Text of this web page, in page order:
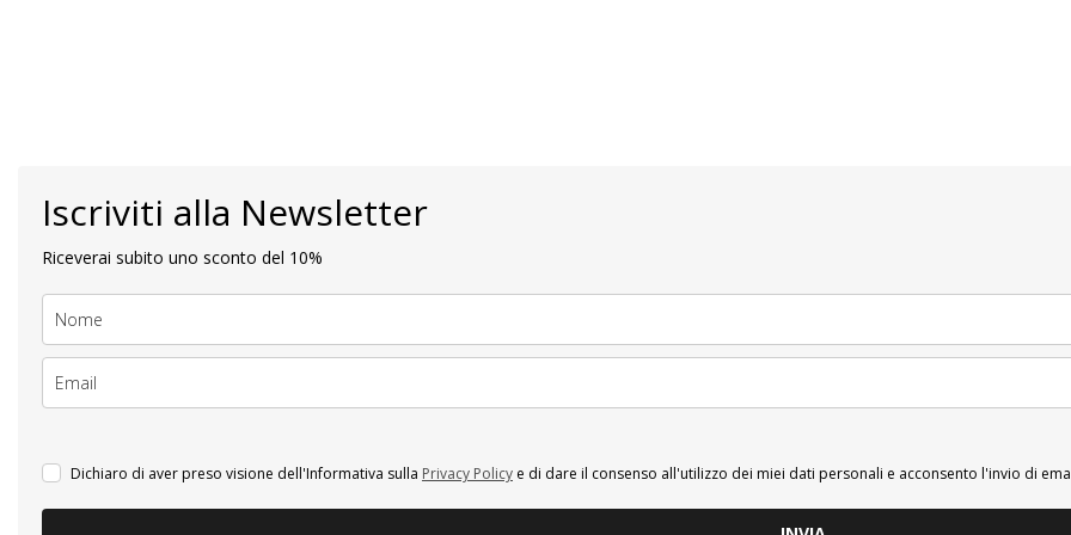
Iscriviti alla Newsletter
Riceverai subito uno sconto del 10%
Dichiaro di aver preso visione dell'Informativa sulla Privacy Policy e di dare il consenso all'utilizzo dei miei dati personali e acconsento l'invio di